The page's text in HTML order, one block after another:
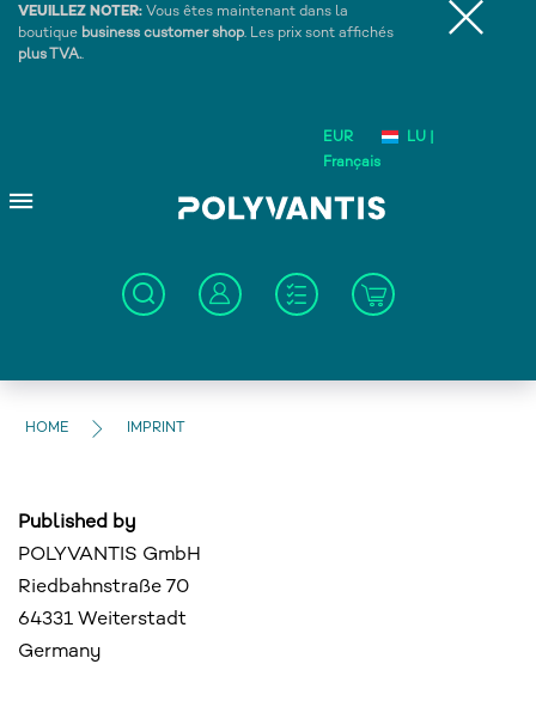
VEUILLEZ NOTER: Vous êtes maintenant dans la
boutique business customer shop. Les prix sont affichés
plus TVA..
EUR
LU |
Français
HOME IMPRINT
Published by
POLYVANTIS GmbH
Riedbahnstraße 70
64331 Weiterstadt
Germany